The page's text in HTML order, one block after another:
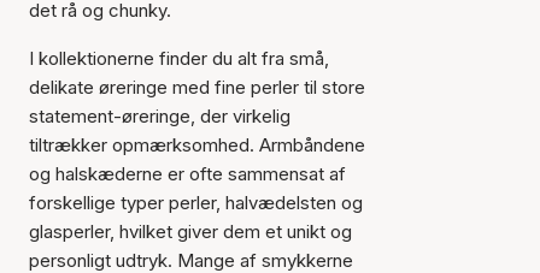
det rå og chunky.
I kollektionerne finder du alt fra små,
delikate øreringe med fine perler til store
statement-øreringe, der virkelig
tiltrækker opmærksomhed. Armbåndene
og halskæderne er ofte sammensat af
forskellige typer perler, halvædelsten og
glasperler, hvilket giver dem et unikt og
personligt udtryk. Mange af smykkerne